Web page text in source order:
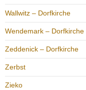
Wallwitz – Dorfkirche
Wendemark – Dorfkirche
Zeddenick – Dorfkirche
Zerbst
Zieko